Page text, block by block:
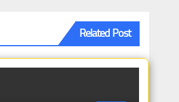
Related Post